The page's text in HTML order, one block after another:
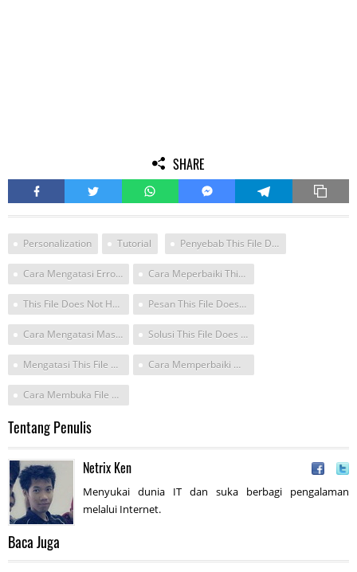
SHARE
Personalization Tutorial Penyebab This File Does Not Have A Program
Cara Mengatasi Error Di Windows 10 Yang Tidak Bisa Masuk Personalize Cara Meperbaiki This File Does Not Have A Program Associated With In For Performing This Action
This File Does Not Have A Program Associated With It For Performing This Action Pesan This File Does Not Have A Program Associated
Cara Mengatasi Masalah Windows Tidak Bekerja Saat Personalize Solusi This File Does Have Program Assosiated With Performing This Action Pada
Mengatasi This File Does Have Program Associated With Performing This Action Cara Memperbaiki Windows Untuk Microsoft
Cara Membuka File Diagcab
Tentang Penulis
Netrix Ken
Menyukai dunia IT dan suka berbagi pengalaman
melalui Internet.
Baca Juga